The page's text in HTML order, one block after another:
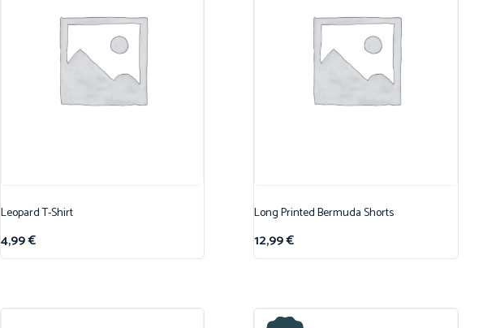
Leopard T-Shirt
4,99€
Long Printed Bermuda Shorts
12,99€